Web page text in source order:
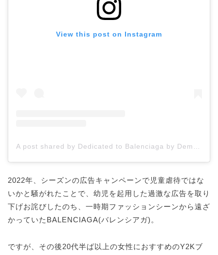
小物はバレンシアガが狙い目♡
View this post on Instagram
2022年、シーズンの広告キャンペーンで児童虐待ではな
いかと騒がれたことで、幼児を起用した過激な広告を取り
下げお詫びしたのち、一時期ファッションシーンから遠ざ
かっていたBALENCIAGA(バレンシアガ)。
ですが、その後20代半ば以上の女性におすすめのY2Kブ